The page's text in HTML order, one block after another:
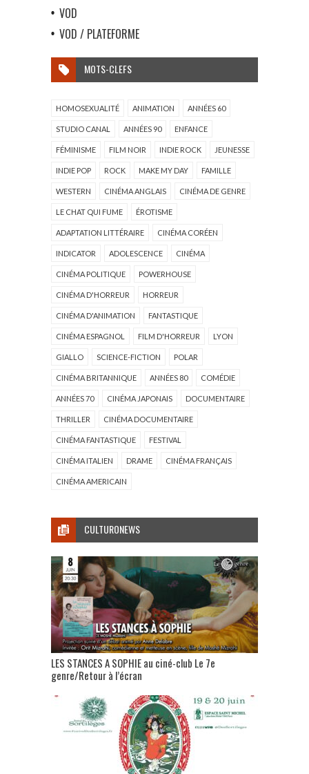
VOD
VOD / PLATEFORME
MOTS-CLEFS
HOMOSEXUALITÉ ANIMATION ANNÉES 60
STUDIO CANAL ANNÉES 90 ENFANCE
FÉMINISME FILM NOIR INDIE ROCK JEUNESSE
INDIE POP ROCK MAKE MY DAY FAMILLE
WESTERN CINÉMA ANGLAIS CINÉMA DE GENRE
LE CHAT QUI FUME ÉROTISME
ADAPTATION LITTÉRAIRE CINÉMA CORÉEN
INDICATOR ADOLESCENCE CINÉMA
CINÉMA POLITIQUE POWERHOUSE
CINÉMA D'HORREUR HORREUR
CINÉMA D'ANIMATION FANTASTIQUE
CINÉMA ESPAGNOL FILM D'HORREUR LYON
GIALLO SCIENCE-FICTION POLAR
CINÉMA BRITANNIQUE ANNÉES 80 COMÉDIE
ANNÉES 70 CINÉMA JAPONAIS DOCUMENTAIRE
THRILLER CINÉMA DOCUMENTAIRE
CINÉMA FANTASTIQUE FESTIVAL
CINÉMA ITALIEN DRAME CINÉMA FRANÇAIS
CINÉMA AMERICAIN
CULTURONEWS
LES STANCES A SOPHIE au ciné-club Le 7e
genre/Retour à l’écran